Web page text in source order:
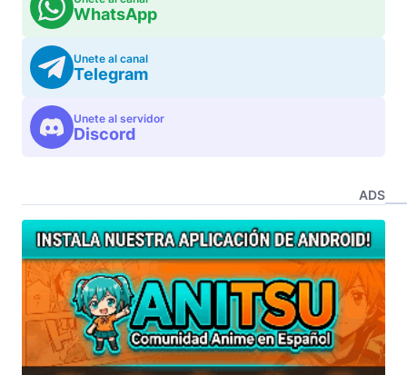
WhatsApp
Unete al canal
Telegram
Unete al servidor
Discord
ADS